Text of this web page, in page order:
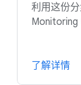
利用这份
Monitoring
了解详情